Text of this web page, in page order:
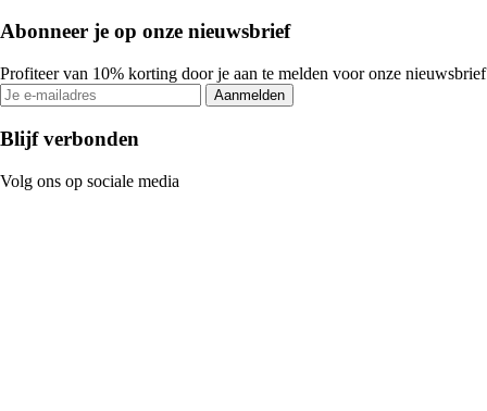
Abonneer je op onze nieuwsbrief
Profiteer van 10% korting door je aan te melden voor onze nieuwsbrief
Aanmelden
Blijf verbonden
Volg ons op sociale media